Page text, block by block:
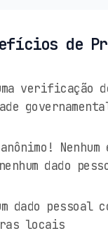
de
verificação
anônimo!
dado
dado pessoal
locais